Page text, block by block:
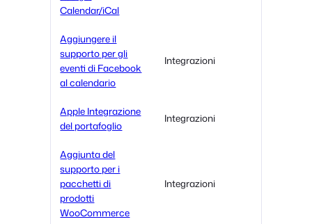
Calendar/iCal
Aggiungere il
supporto per gli
eventi di Facebook
al calendario
Integrazioni
Apple Integrazione
del portafoglio
Integrazioni
Aggiunta del
supporto per i
pacchetti di
prodotti
WooCommerce
Integrazioni